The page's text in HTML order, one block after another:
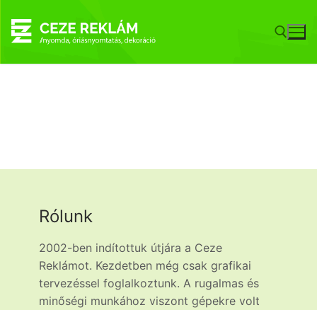
Rólunk
2002-ben indítottuk útjára a Ceze
Reklámot. Kezdetben még csak grafikai
tervezéssel foglalkoztunk. A rugalmas és
minőségi munkához viszont gépekre volt